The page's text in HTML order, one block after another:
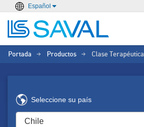
Español
Portada > Productos > Clase Terapéutica
Seleccione su país